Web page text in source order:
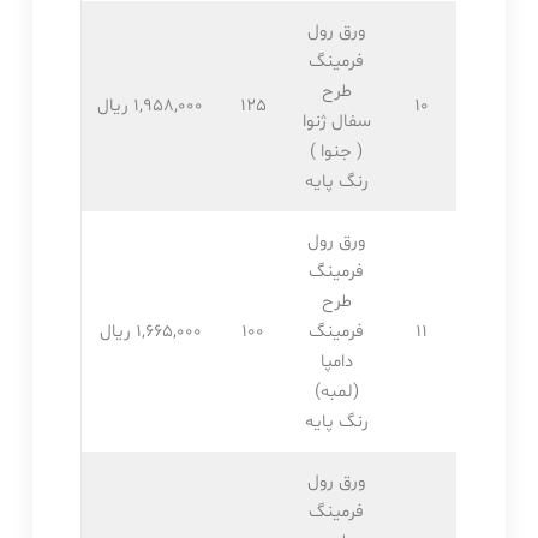
10
ورق رول
فرمینگ
طرح
سفال ژنوا
( جنوا )
رنگ پایه
125 1,958,۰۰۰ ریال
11
ورق رول
فرمینگ
طرح
فرمینگ
دامپا
(لمبه)
رنگ پایه
100 1,665,۰۰۰ ریال
ورق رول
فرمینگ